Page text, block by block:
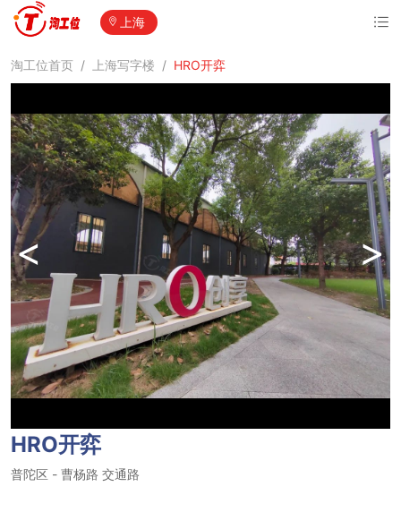
上海
淘工位首页 / 上海写字楼 / HRO开弈
< >
HRO开弈
普陀区 - 曹杨路 交通路